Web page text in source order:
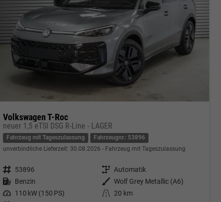
Volkswagen T-Roc
neuer 1,5 eTSI DSG R-Line - LAGER
Fahrzeug mit Tageszulassung
Fahrzeugnr.: 53896
unverbindliche Lieferzeit: 30.08.2026 Fahrzeug mit Tageszulassung
Fahrzeugnr. 53896 Getriebe Automatik
Kraftstoff Benzin Außenfarbe Wolf Grey Metallic (A6)
Leistung 110 kW (150 PS) Kilometerstand
20 km